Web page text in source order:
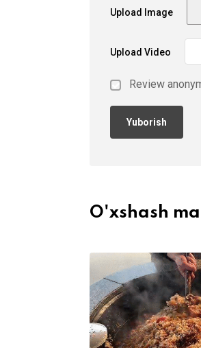
Upload Image
Upload Video
Review
O'xshash